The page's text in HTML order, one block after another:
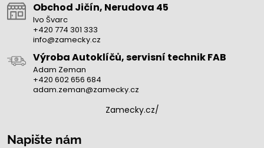
Obchod Jičín, Nerudova 45
Ivo Švarc
+420 774 301 333
info@zamecky.cz
Výroba Autoklíčů, servisní technik FAB
Adam Zeman
+420 602 656 684
adam.zeman@zamecky.cz
Zamecky.cz/
Napište nám